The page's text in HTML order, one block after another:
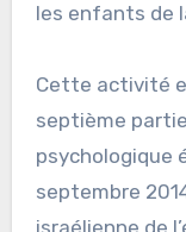
les enfants de
Cette activité
septième
psychologique
septembre